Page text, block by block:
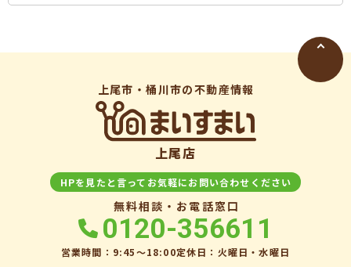
上尾市・桶川市の不動産情報
上尾店
HPを見たと言ってお気軽にお問い合わせください
無料相談・お電話窓口
0120-356611
営業時間：9:45〜18:00定休日：火曜日・水曜日